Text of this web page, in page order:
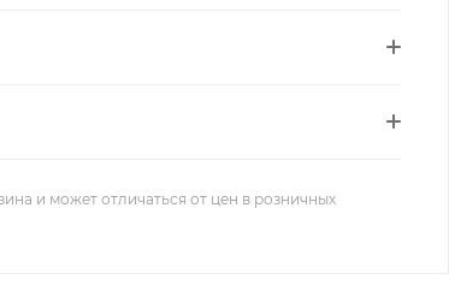
и может отличаться от цен в розничных